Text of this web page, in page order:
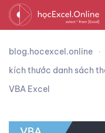
blog.hocexcel.online
kích thước danh sách
VBA Excel